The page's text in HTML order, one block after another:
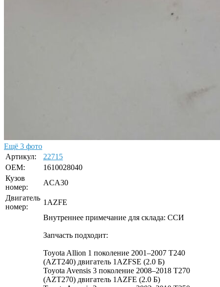
Ещё 3 фото
Артикул:
22715
OEM:
1610028040
Кузов
номер:
ACA30
Двигатель
номер:
1AZFE
Внутреннее примечание для склада: ССИ
Запчасть подходит:
Toyota Allion 1 поколение 2001–2007 T240
(AZT240) двигатель 1AZFSE (2.0 Б)
Toyota Avensis 3 поколение 2008–2018 T270
(AZT270) двигатель 1AZFE (2.0 Б)